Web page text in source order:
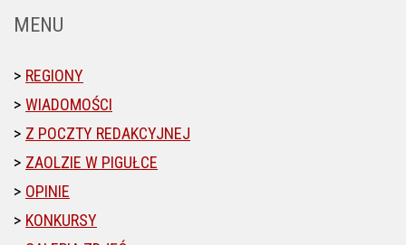
MENU
REGIONY
WIADOMOŚCI
Z POCZTY REDAKCYJNEJ
ZAOLZIE W PIGUŁCE
OPINIE
KONKURSY